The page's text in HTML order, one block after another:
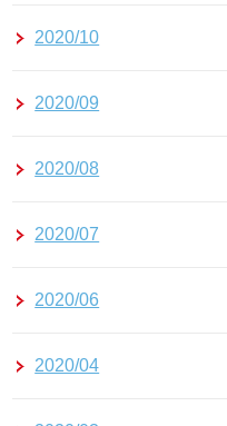
2020/10
2020/09
2020/08
2020/07
2020/06
2020/04